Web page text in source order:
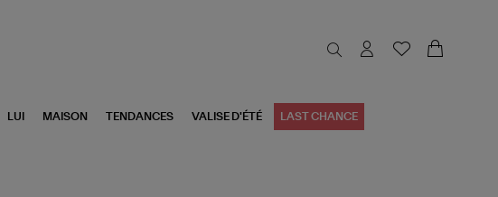
LUI MAISON TENDANCES VALISE D'ÉTÉ LAST CHANCE